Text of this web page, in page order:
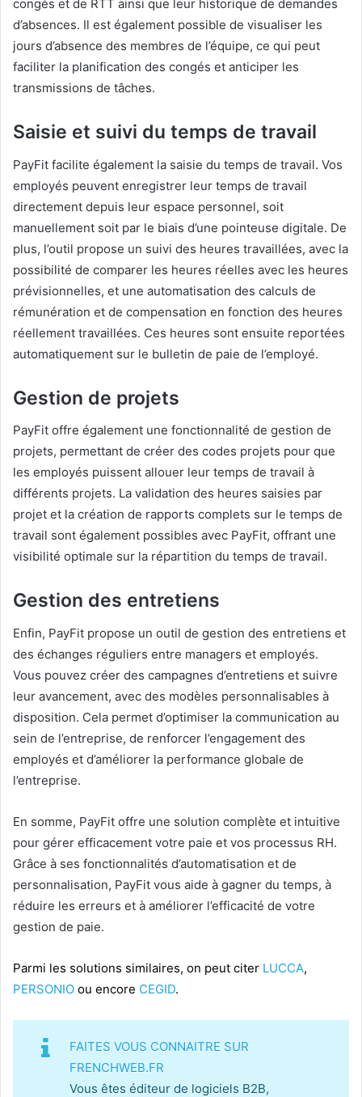
congés et de RTT ainsi que leur historique de demandes
d’absences. Il est également possible de visualiser les
jours d’absence des membres de l’équipe, ce qui peut
faciliter la planification des congés et anticiper les
transmissions de tâches.
Saisie et suivi du temps de travail
PayFit facilite également la saisie du temps de travail. Vos
employés peuvent enregistrer leur temps de travail
directement depuis leur espace personnel, soit
manuellement soit par le biais d’une pointeuse digitale. De
plus, l’outil propose un suivi des heures travaillées, avec la
possibilité de comparer les heures réelles avec les heures
prévisionnelles, et une automatisation des calculs de
rémunération et de compensation en fonction des heures
réellement travaillées. Ces heures sont ensuite reportées
automatiquement sur le bulletin de paie de l’employé.
Gestion de projets
PayFit offre également une fonctionnalité de gestion de
projets, permettant de créer des codes projets pour que
les employés puissent allouer leur temps de travail à
différents projets. La validation des heures saisies par
projet et la création de rapports complets sur le temps de
travail sont également possibles avec PayFit, offrant une
visibilité optimale sur la répartition du temps de travail.
Gestion des entretiens
Enfin, PayFit propose un outil de gestion des entretiens et
des échanges réguliers entre managers et employés.
Vous pouvez créer des campagnes d’entretiens et suivre
leur avancement, avec des modèles personnalisables à
disposition. Cela permet d’optimiser la communication au
sein de l’entreprise, de renforcer l’engagement des
employés et d’améliorer la performance globale de
l’entreprise.
En somme, PayFit offre une solution complète et intuitive
pour gérer efficacement votre paie et vos processus RH.
Grâce à ses fonctionnalités d’automatisation et de
personnalisation, PayFit vous aide à gagner du temps, à
réduire les erreurs et à améliorer l’efficacité de votre
gestion de paie.
Parmi les solutions similaires, on peut citer LUCCA,
PERSONIO ou encore CEGID.
FAITES VOUS CONNAITRE SUR
FRENCHWEB.FR
Vous êtes éditeur de logiciels B2B,